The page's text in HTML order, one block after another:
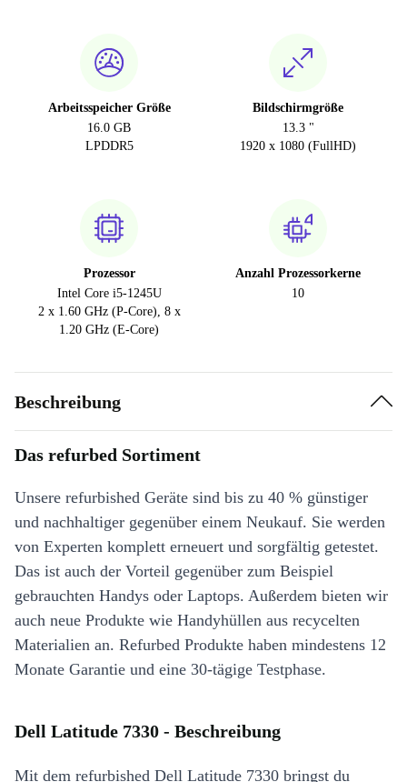
Arbeitsspeicher Größe
16.0 GB
LPDDR5
Bildschirmgröße
13.3 "
1920 x 1080 (FullHD)
Prozessor
Intel Core i5-1245U
2 x 1.60 GHz (P-Core), 8 x
1.20 GHz (E-Core)
Anzahl Prozessorkerne
10
Beschreibung
Das refurbed Sortiment
Unsere refurbished Geräte sind bis zu 40 % günstiger
und nachhaltiger gegenüber einem Neukauf. Sie werden
von Experten komplett erneuert und sorgfältig getestet.
Das ist auch der Vorteil gegenüber zum Beispiel
gebrauchten Handys oder Laptops. Außerdem bieten wir
auch neue Produkte wie Handyhüllen aus recycelten
Materialien an. Refurbed Produkte haben mindestens 12
Monate Garantie und eine 30-tägige Testphase.
Dell Latitude 7330 - Beschreibung
Mit dem refurbished Dell Latitude 7330 bringst du